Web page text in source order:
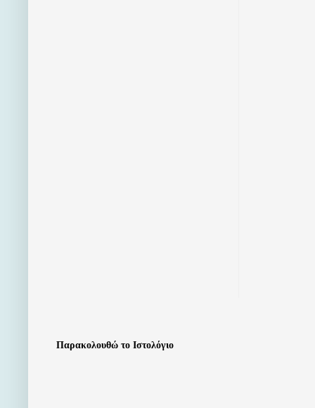
Παρακολουθώ το Ιστολόγιο